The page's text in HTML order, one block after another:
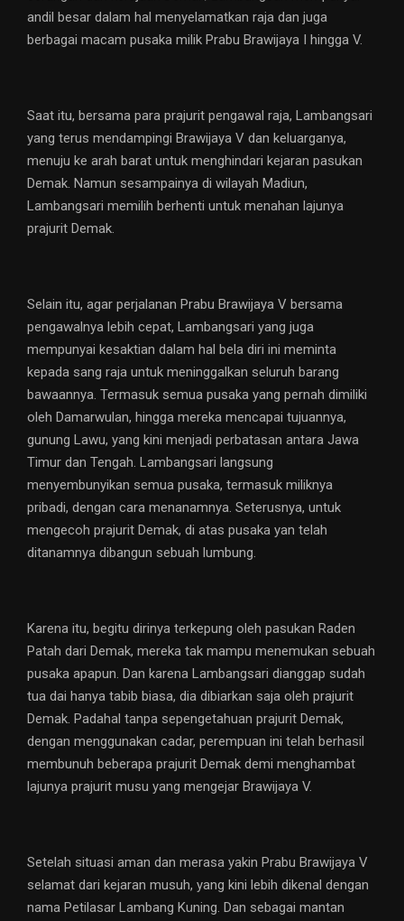
andil besar dalam hal menyelamatkan raja dan juga
berbagai macam pusaka milik Prabu Brawijaya I hingga V.
Saat itu, bersama para prajurit pengawal raja, Lambangsari
yang terus mendampingi Brawijaya V dan keluarganya,
menuju ke arah barat untuk menghindari kejaran pasukan
Demak. Namun sesampainya di wilayah Madiun,
Lambangsari memilih berhenti untuk menahan lajunya
prajurit Demak.
Selain itu, agar perjalanan Prabu Brawijaya V bersama
pengawalnya lebih cepat, Lambangsari yang juga
mempunyai kesaktian dalam hal bela diri ini meminta
kepada sang raja untuk meninggalkan seluruh barang
bawaannya. Termasuk semua pusaka yang pernah dimiliki
oleh Damarwulan, hingga mereka mencapai tujuannya,
gunung Lawu, yang kini menjadi perbatasan antara Jawa
Timur dan Tengah. Lambangsari langsung
menyembunyikan semua pusaka, termasuk miliknya
pribadi, dengan cara menanamnya. Seterusnya, untuk
mengecoh prajurit Demak, di atas pusaka yan telah
ditanamnya dibangun sebuah lumbung.
Karena itu, begitu dirinya terkepung oleh pasukan Raden
Patah dari Demak, mereka tak mampu menemukan sebuah
pusaka apapun. Dan karena Lambangsari dianggap sudah
tua dai hanya tabib biasa, dia dibiarkan saja oleh prajurit
Demak. Padahal tanpa sepengetahuan prajurit Demak,
dengan menggunakan cadar, perempuan ini telah berhasil
membunuh beberapa prajurit Demak demi menghambat
lajunya prajurit musu yang mengejar Brawijaya V.
Setelah situasi aman dan merasa yakin Prabu Brawijaya V
selamat dari kejaran musuh, yang kini lebih dikenal dengan
nama Petilasar Lambang Kuning. Dan sebagai mantan